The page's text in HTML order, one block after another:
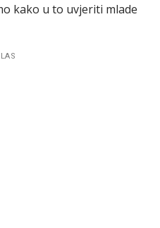
kako u to uvjeriti mlade